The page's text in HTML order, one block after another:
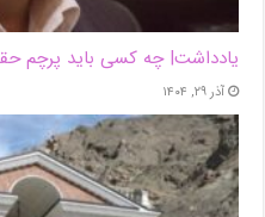
یادداشت| ‌چه کسی باید پرچم
آذر ۲۹, ۱۴۰۴